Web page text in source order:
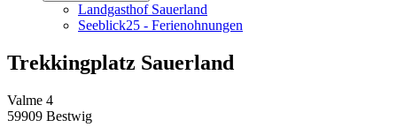
Landgasthof Sauerland
Seeblick25 - Ferienohnungen
Trekkingplatz Sauerland
Valme 4
59909 Bestwig